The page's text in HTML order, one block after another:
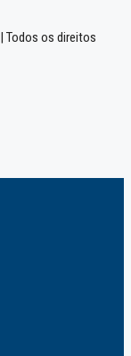
| Todos os direitos